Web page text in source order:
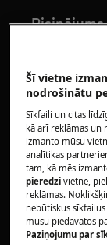
Risinājums
1.
2. No plīts
us)
3. Notīriet
parādīts
filtri, kā arī
Šī vietne
nodrošinātu
Sīkfaili un citas
kā arī reklāmas
izmanto mūsu
analītikas
tam, kā mēs
pieredzivietnē,
reklāmas.
nebūtiskus
mūsu piedāvātos
Paziņojumu par